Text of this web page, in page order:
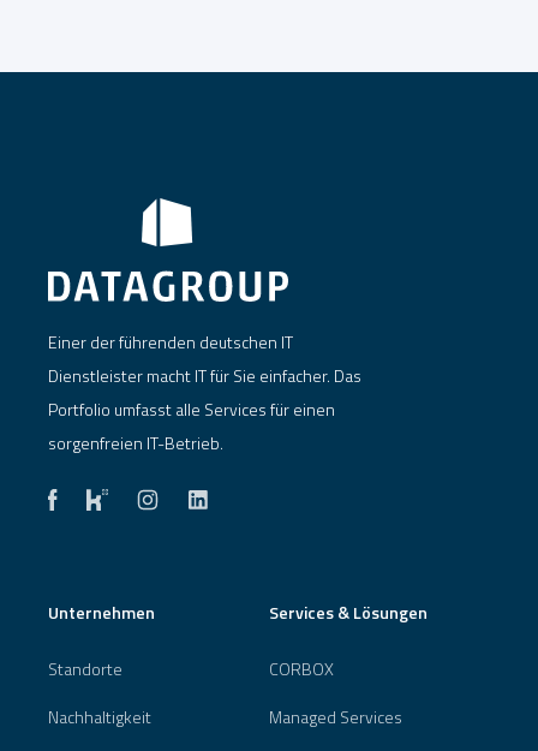
Einer der führenden deutschen IT
Dienstleister macht IT für Sie einfacher. Das
Portfolio umfasst alle Services für einen
sorgenfreien IT-Betrieb.
Unternehmen
Standorte
Nachhaltigkeit
Services & Lösungen
CORBOX
Managed Services